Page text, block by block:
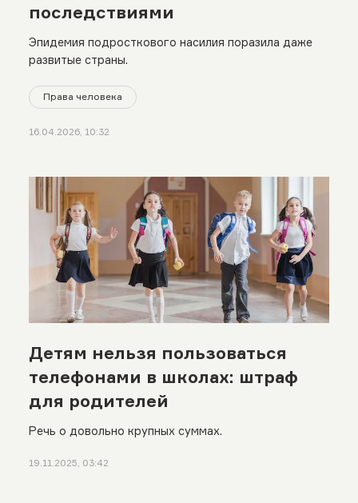
последствиями
Эпидемия подросткового насилия поразила даже
развитые страны.
Права человека
16.04.2026, 10:32
Детям нельзя пользоваться
телефонами в школах: штраф
для родителей
Речь о довольно крупных суммах.
19.11.2025, 03:42